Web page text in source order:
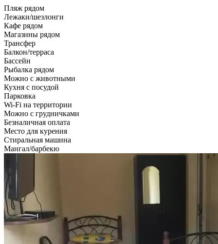
Пляж рядом
Лежаки/шезлонги
Кафе рядом
Магазины рядом
Трансфер
Балкон/терраса
Бассейн
Рыбалка рядом
Можно с животными
Кухня с посудой
Парковка
Wi-Fi на территории
Можно с грудничками
Безналичная оплата
Место для курения
Стиральная машина
Мангал/барбекю